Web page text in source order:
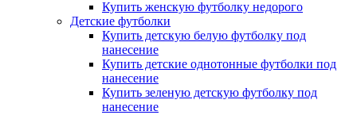
Купить женскую футболку недорого
Детские футболки
Купить детскую белую футболку под
нанесение
Купить детские однотонные футболки под
нанесение
Купить зеленую детскую футболку под
нанесение